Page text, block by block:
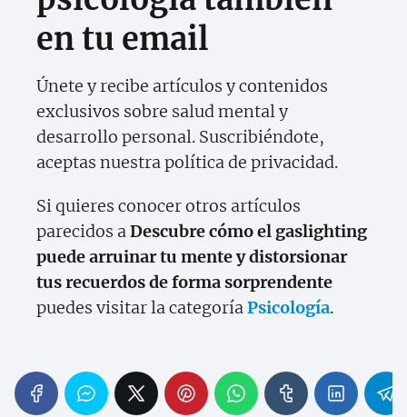
en tu email
Únete y recibe artículos y contenidos
exclusivos sobre salud mental y
desarrollo personal. Suscribiéndote,
aceptas nuestra política de privacidad.
Si quieres conocer otros artículos
parecidos aDescubre cómo el gaslighting
puede arruinar tu mente y distorsionar
tus recuerdos de forma sorprendente
puedes visitar la categoríaPsicología.